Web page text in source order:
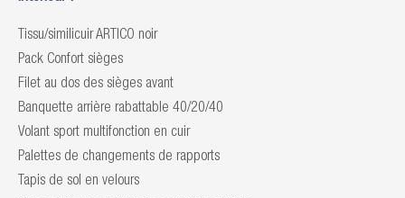
Tissu/similicuir ARTICO noir
Pack Confort sièges
Filet au dos des sièges avant
Banquette arrière rabattable 40/20/40
Volant sport multifonction en cuir
Palettes de changements de rapports
Tapis de sol en velours